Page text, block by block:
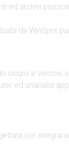
ed archivi
da WinSprit
sicuro e veloce,
ed un’analisi
per